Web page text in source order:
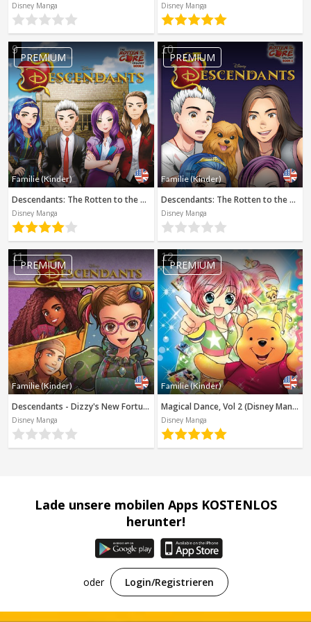
Disney Manga Disney Manga
9
PREMIUM
Familie (Kinder)
Descendants: The Rotten to the Core Trilogy, Book 3 (Disney Manga)
Disney Manga
10
PREMIUM
Familie (Kinder)
Descendants: The Rotten to the Core Trilogy, Book 2 (Disney Manga)
Disney Manga
11
PREMIUM
Familie (Kinder)
Descendants - Dizzy's New Fortune (Disney Manga)
Disney Manga
12
PREMIUM
Familie (Kinder)
Magical Dance, Vol 2 (Disney Manga)
Disney Manga
Lade unsere mobilen Apps KOSTENLOS
herunter!
oder Login/Registrieren